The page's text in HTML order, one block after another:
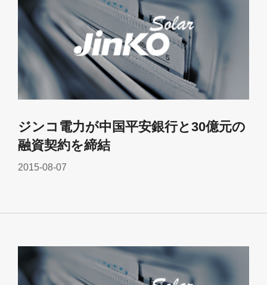
ジンコ電力が中国平安銀行と30億元の
融資契約を締結
2015-08-07